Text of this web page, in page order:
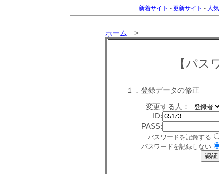
新着サイト - 更新サイト - 人
ホーム >
【パス
１．登録データの修正
変更する人：
ID:
PASS:
パスワードを記録する
パスワードを記録しない